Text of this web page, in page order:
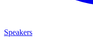
Speakers